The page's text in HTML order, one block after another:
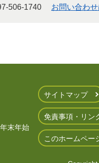
506-1740 お問い合わ
末年始
サイトマップ
免責事項・リン
このホームペー